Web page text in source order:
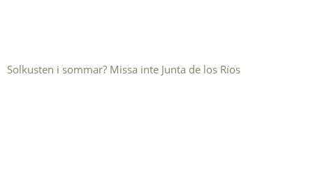
Solkusten i sommar? Missa inte Junta de los Ríos